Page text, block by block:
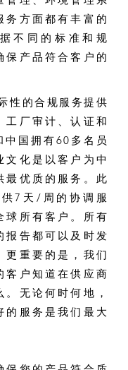
务方面都有丰富的
不同的标准和规
保产品符合客户的
性的合规服务提供
工厂审计、认证和
中国拥有60多名员
文化是以客户为中
最优质的服务。此
7天/周的协调服
球所有客户。所有
报告都可以及时发
更重要的是，我们
客户知道在供应商
无论何时何地，
的服务是我们最大